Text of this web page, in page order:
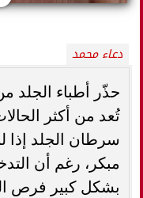
دعاء محمد
حذّر أطباء الجلد
تُعد من أكثر
سرطان الجلد إذا
مبكر، رغم أن
بشكل كبير فرص